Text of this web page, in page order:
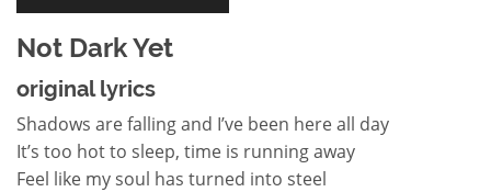
Not Dark Yet
original lyrics
Shadows are falling and I’ve been here all day
It’s too hot to sleep, time is running away
Feel like my soul has turned into steel